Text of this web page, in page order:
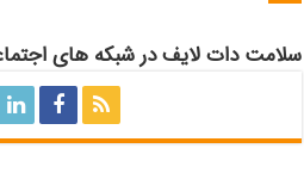
سلامت دات لایف در شبکه های